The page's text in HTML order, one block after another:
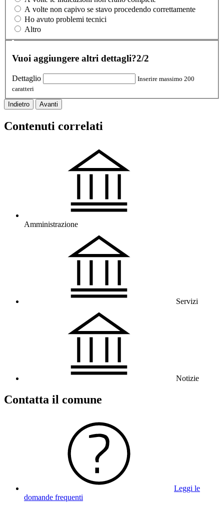
A volte non capivo se stavo procedendo correttamente
Ho avuto problemi tecnici
Altro
Vuoi aggiungere altri dettagli?2/2
Dettaglio
Inserire massimo 200
caratteri
Indietro Avanti
Contenuti correlati
Amministrazione
Servizi
Notizie
Contatta il comune
Leggi le
domande frequenti